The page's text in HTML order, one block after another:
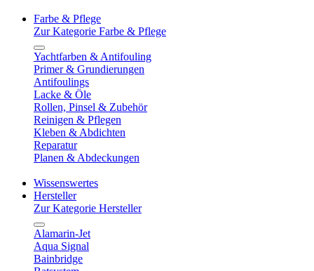
Farbe & Pflege
Zur Kategorie Farbe & Pflege
Yachtfarben & Antifouling
Primer & Grundierungen
Antifoulings
Lacke & Öle
Rollen, Pinsel & Zubehör
Reinigen & Pflegen
Kleben & Abdichten
Reparatur
Planen & Abdeckungen
Wissenswertes
Hersteller
Zur Kategorie Hersteller
Alamarin-Jet
Aqua Signal
Bainbridge